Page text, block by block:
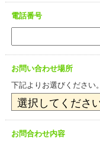
電話番号
お問い合わせ場所
下記よりお選びください。
お問合わせ内容